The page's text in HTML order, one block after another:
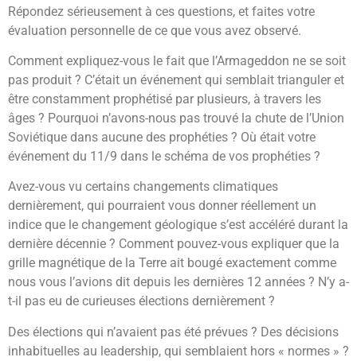
Répondez sérieusement à ces questions, et faites votre
évaluation personnelle de ce que vous avez observé.
Comment expliquez-vous le fait que l’Armageddon ne se soit
pas produit ? C’était un événement qui semblait trianguler et
être constamment prophétisé par plusieurs, à travers les
âges ? Pourquoi n’avons-nous pas trouvé la chute de l’Union
Soviétique dans aucune des prophéties ? Où était votre
événement du 11/9 dans le schéma de vos prophéties ?
Avez-vous vu certains changements climatiques
dernièrement, qui pourraient vous donner réellement un
indice que le changement géologique s’est accéléré durant la
dernière décennie ? Comment pouvez-vous expliquer que la
grille magnétique de la Terre ait bougé exactement comme
nous vous l’avions dit depuis les dernières 12 années ? N’y a-
t-il pas eu de curieuses élections dernièrement ?
Des élections qui n’avaient pas été prévues ? Des décisions
inhabituelles au leadership, qui semblaient hors « normes » ?